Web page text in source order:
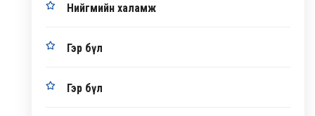
Нийгмийн халамж
Гэр бүл
Гэр бүл